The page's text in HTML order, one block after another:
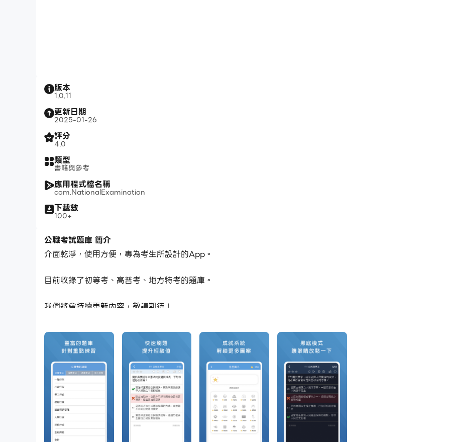
版本
1.0.11
更新日期
2025-01-26
評分
4.0
類型
書籍與參考
應用程式檔名稱
com.NationalExamination
下載數
100+
公職考試題庫 簡介
介面乾淨，使用方便，專為考生所設計的App。
目前收錄了初等考、高普考、地方特考的題庫。
我們將會持續更新內容，敬請期待！